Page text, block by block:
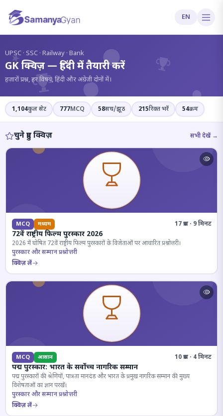
EN
?
UPSC · SSC · Railway · Bank
GK क्विज़ — हिंदी में तैयारी करें
हज़ारों प्रश्न, हर विषय, हिंदी और अंग्रेज़ी दोनों में।
1,104कुल सेट 777MCQ 58सच/झूठ 215रिक्त भरें 54क्रम
चुने हुए क्विज़ सभी देखें →
MCQ मध्यम 17 प्रश्न · 9 मिनट
72वें राष्ट्रीय फिल्म पुरस्कार 2026
2026 में घोषित 72वें राष्ट्रीय फिल्म पुरस्कारों के विजेताओं पर आधारित प्रश्नोत्तरी।
पुरस्कार और सम्मान प्रश्नोत्तरी
क्विज़ लें
MCQ आसान 10 प्रश्न · 4 मिनट
पद्म पुरस्कार: भारत के सर्वोच्च नागरिक सम्मान
पद्म पुरस्कारों की श्रेणियों, पात्रता मानदंड और भारत के प्रमुख नागरिक सम्मान की मुख्य
विशेषताओं का ज्ञान परखें।
पुरस्कार और सम्मान प्रश्नोत्तरी
क्विज़ लें